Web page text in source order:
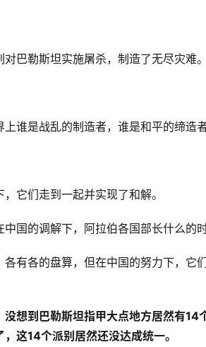
巴勒斯坦实施屠杀，制造了无尽灾难。
谁是战乱的制造者，谁是和平的缔造者
它们走到一起并实现了和解。
国的调解下，阿拉伯各国部长什么的
有各的盘算，但在中国的努力下，它
没想到 巴勒斯坦指甲大点地方居然有14
这14个派别居然还没达成统一。